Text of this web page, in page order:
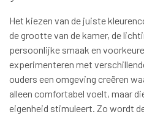
Het kiezen van de juiste
de grootte van de kamer, de
persoonlijke smaak en
experimenteren met
ouders een omgeving creëren
alleen comfortabel voelt, maar
eigenheid stimuleert. Zo wordt